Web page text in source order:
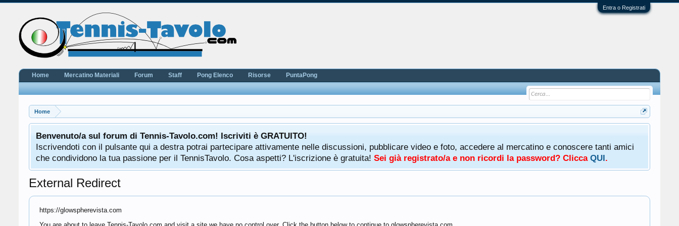
Entra o Registrati
Home
Benvenuto/a sul forum di Tennis-Tavolo.com! Iscriviti è GRATUITO!
Iscrivendoti con il pulsante qui a destra potrai partecipare attivamente nelle discussioni, pubblicare video e foto, accedere al mercatino e conoscere tanti amici
che condividono la tua passione per il TennisTavolo. Cosa aspetti? L'iscrizione è gratuita! Sei già registrato/a e non ricordi la password? Clicca QUI.
External Redirect
https://glowspherevista.com
Home Mercatino Materiali Forum Staff Pong Elenco Risorse PuntaPong